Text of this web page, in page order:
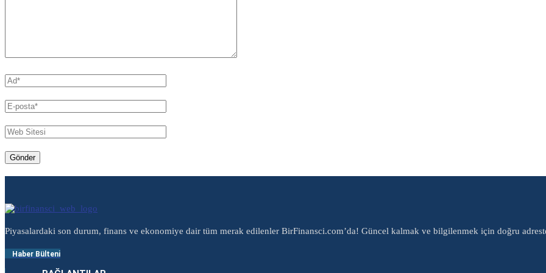
Piyasalardaki son durum, finans ve ekonomiye dair tüm merak edilenler BirFinansci.com’da! Güncel kalmak ve bilgilenmek için doğru
Haber Bülteni